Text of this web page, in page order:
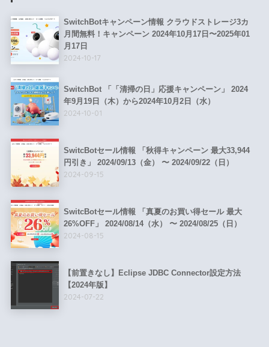
SwitchBotキャンペーン情報 クラウドストレージ3カ
月間無料！キャンペーン 2024年10月17日〜2025年01
月17日
2024-10-17
SwitchBot 「「清掃の日」応援キャンペーン」 2024
年9月19日（木）から2024年10月2日（水）
2024-10-01
SwitcBotセール情報 「秋得キャンペーン 最大33,944
円引き」 2024/09/13（金） 〜 2024/09/22（日）
2024-09-15
SwitcBotセール情報 「真夏のお買い得セール 最大
26%OFF」 2024/08/14（水） 〜 2024/08/25（日）
2024-08-15
【前置きなし】Eclipse JDBC Connector設定方法
【2024年版】
2024-07-22